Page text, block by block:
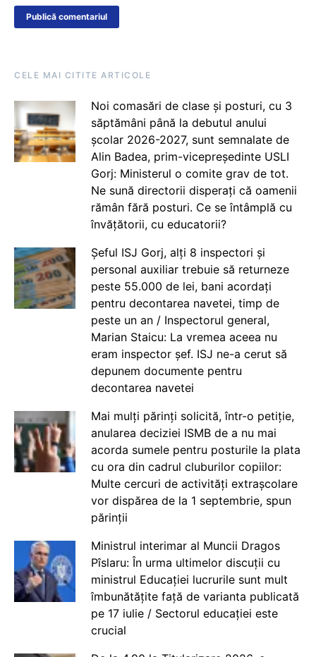
CELE MAI CITITE ARTICOLE
Noi comasări de clase și posturi, cu 3
săptămâni până la debutul anului
școlar 2026-2027, sunt semnalate de
Alin Badea, prim-vicepreședinte USLI
Gorj: Ministerul o comite grav de tot.
Ne sună directorii disperați că oamenii
rămân fără posturi. Ce se întâmplă cu
învățătorii, cu educatorii?
Șeful ISJ Gorj, alți 8 inspectori și
personal auxiliar trebuie să returneze
peste 55.000 de lei, bani acordați
pentru decontarea navetei, timp de
peste un an / Inspectorul general,
Marian Staicu: La vremea aceea nu
eram inspector șef. ISJ ne-a cerut să
depunem documente pentru
decontarea navetei
Mai mulți părinți solicită, într-o petiție,
anularea deciziei ISMB de a nu mai
acorda sumele pentru posturile la plata
cu ora din cadrul cluburilor copiilor:
Multe cercuri de activități extrașcolare
vor dispărea de la 1 septembrie, spun
părinții
Ministrul interimar al Muncii Dragos
Pîslaru: În urma ultimelor discuții cu
ministrul Educației lucrurile sunt mult
îmbunătățite față de varianta publicată
pe 17 iulie / Sectorul educației este
crucial